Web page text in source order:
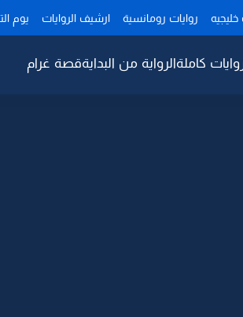
خليجيه روايات رومانسية ارشيف الروايات يوم
كاملةالرواية من البدايةقصة غرام